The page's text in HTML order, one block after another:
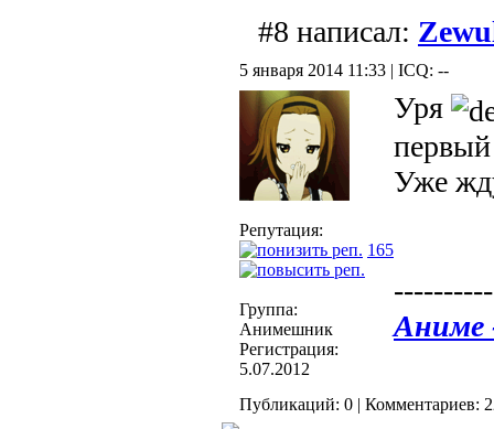
#8 написал:
5 января 2014 11:33 | ICQ: --
Репутация:
165
Группа:
Анимешник
Регистрация:
5.07.2012
Уря
Уже
Аниме
Публикаций: 0 | Комментариев: